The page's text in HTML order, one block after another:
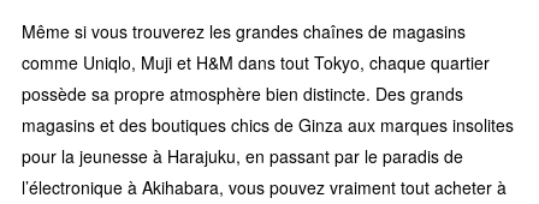
Même si vous trouverez les grandes chaînes de magasins
comme Uniqlo, Muji et H&M dans tout Tokyo, chaque quartier
possède sa propre atmosphère bien distincte. Des grands
magasins et des boutiques chics de Ginza aux marques insolites
pour la jeunesse à Harajuku, en passant par le paradis de
l’électronique à Akihabara, vous pouvez vraiment tout acheter à